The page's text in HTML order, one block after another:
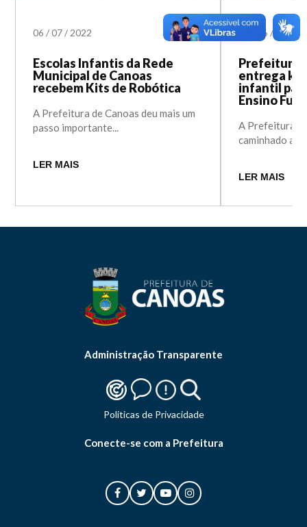
06 /07 /2022
Escolas Infantis da Rede
Municipal de Canoas
recebem Kits de Robótica
A Prefeitura de Canoas deu mais um
passo importante...
LER MAIS
06 / 2022
Prefeitura
entrega
infantil
Ensino
A Prefeitura
caminhado a
LER MAIS
Administração Transparente
Politicas de Privacidade
Conecte-se com a Prefeitura